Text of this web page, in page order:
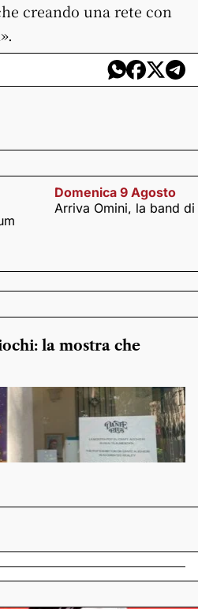
creando una rete con
Domenica 9 Agosto
Arriva Omini, la band
la mostra che